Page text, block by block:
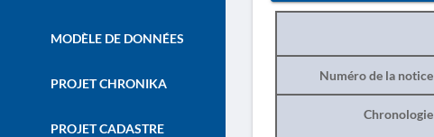
MODÈLE DE DONNÉES
PROJET CHRONIKA
PROJET CADASTRE
Numéro de la notice
Chronologie